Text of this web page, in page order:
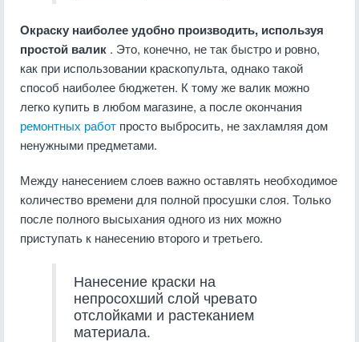
Окраску наиболее удобно производить, используя
простой валик . Это, конечно, не так быстро и ровно,
как при использовании краскопульта, однако такой
способ наиболее бюджетен. К тому же валик можно
легко купить в любом магазине, а после окончания
ремонтных работ просто выбросить, не захламляя дом
ненужными предметами.
Между нанесением слоев важно оставлять необходимое
количество времени для полной просушки слоя. Только
после полного высыхания одного из них можно
приступать к нанесению второго и третьего.
Нанесение краски на
непросохший слой чревато
отслойками и растеканием
материала.